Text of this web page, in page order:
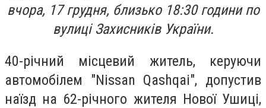
вчора, 17 грудня, близько 18:30 години по
вулиці Захисників України.
40-річний місцевий житель, керуючи
автомобілем "Nissan Qashqai", допустив
наїзд на 62-річного жителя Нової Ушиці,